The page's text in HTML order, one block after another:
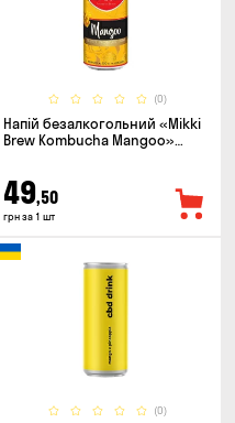
(0)
Напій безалкогольний «Mikki
Brew Kombucha Mangoo»
49,50
грн за 1 шт
(0)